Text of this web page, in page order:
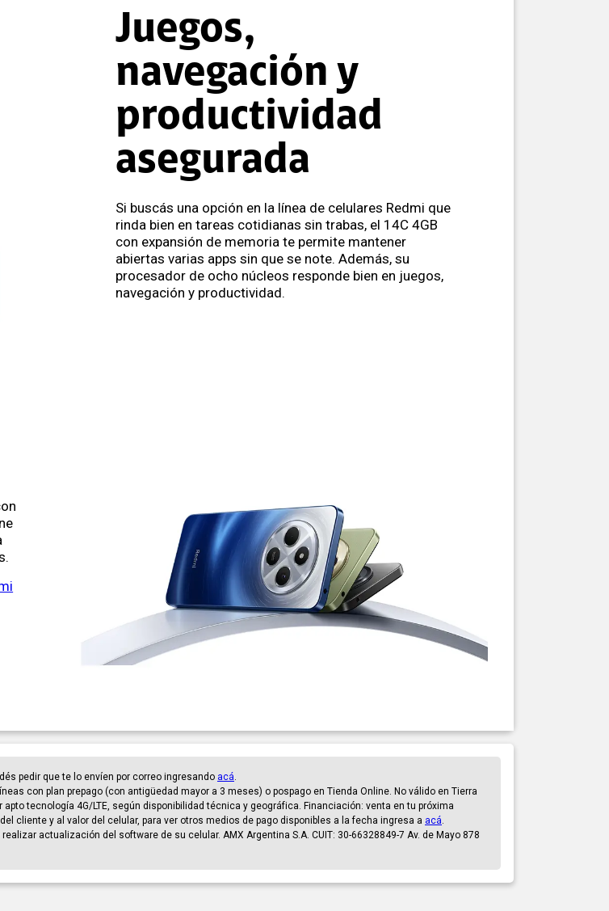
Juegos,
navegación y
productividad
asegurada
Si buscás una opción en la línea de celulares Redmi que
rinda bien en tareas cotidianas sin trabas, el 14C 4GB
con expansión de memoria te permite mantener
abiertas varias apps sin que se note. Además, su
procesador de ocho núcleos responde bien en juegos,
navegación y productividad.
pedir que te lo envíen por correo ingresando acá.
con plan prepago (con antigüedad mayor a 3 meses) o pospago en Tienda Online. No válido en Tierra
tecnología 4G/LTE, según disponibilidad técnica y geográfica. Financiación: venta en tu próxima
cliente y al valor del celular, para ver otros medios de pago disponibles a la fecha ingresa a acá.
actualización del software de su celular. AMX Argentina S.A. CUIT: 30-66328849-7 Av. de Mayo 878